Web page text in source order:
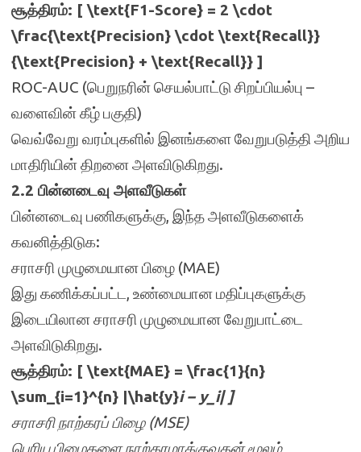
சூத்திரம்: [ \text{F1-Score} = 2 \cdot
\frac{\text{Precision} \cdot \text{Recall}}
{\text{Precision} + \text{Recall}} ]
ROC-AUC (பெறுநரின் செயல்பாட்டு சிறப்பியல்பு –
வளைவின் கீழ் பகுதி)
வெவ்வேறு வரம்புகளில் இனங்களை வேறுபடுத்தி அறிய
மாதிரியின் திறனை அளவிடுகிறது.
2.2 பின்னடைவு அளவீடுகள்
பின்னடைவு பணிகளுக்கு, இந்த அளவீடுகளைக்
கவனித்திடுக:
சராசரி முழுமையான பிழை (MAE)
இது கணிக்கப்பட்ட, உண்மையான மதிப்புகளுக்கு
இடையிலான சராசரி முழுமையான வேறுபாட்டை
அளவிடுகிறது.
சூத்திரம்: [ \text{MAE} = \frac{1}{n}
\sum_{i=1}^{n} |\hat{y}i – y_i| ]
சராசரி நாற்கரப் பிழை (MSE)
பெரிய பிழைகளை நாற்கரமாக்குவதன் மூலம்